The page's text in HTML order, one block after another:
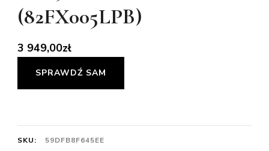
(82FX005LPB)
3 949,00zł
SPRAWDŹ SAM
SKU:
59DFB8F645EE